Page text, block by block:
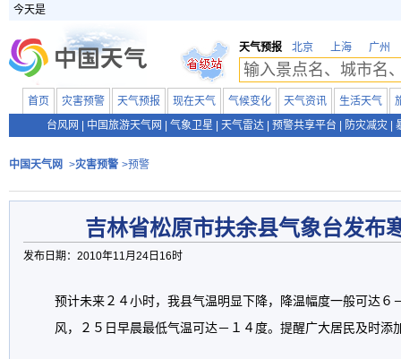
今天是
天气预报 北京 上海 广州
首页 灾害预警 天气预报 现在天气 气候变化 天气资讯 生活天气
台风网
中国旅游天气网 气象卫星 天气雷达 预警共享平台 防灾减灾
中国天气网 >灾害预警 >预警
吉林省松原市扶余县气象台发布
发布日期：2010年11月24日16时
预计未来２４小时，我县气温明显下降，降温幅度一般可达６
风，２５日早晨最低气温可达－１４度。提醒广大居民及时添